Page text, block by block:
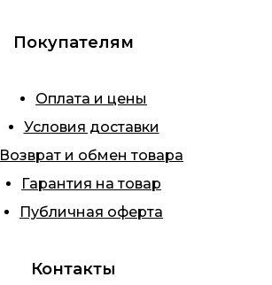
Покупателям
Оплата и цены
Условия доставки
Возврат и обмен товара
Гарантия на товар
Публичная оферта
Контакты